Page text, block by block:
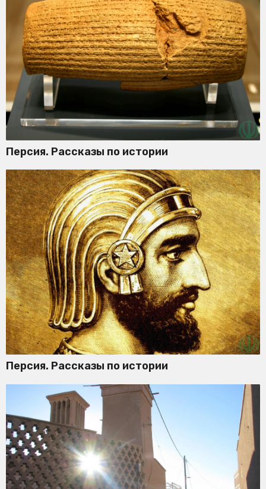
Персия. Рассказы по истории
Персия. Рассказы по истории